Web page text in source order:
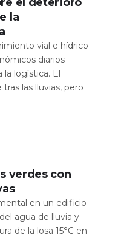
la
vial e hídrico
diarios
la logística. El
las lluvias, pero
verdes con
en un edificio
agua de lluvia y
de la losa 15°C en